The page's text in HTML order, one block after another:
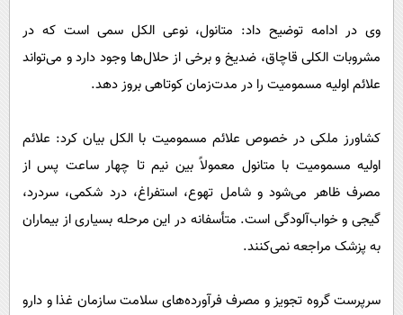
وی در ادامه توضیح داد: متانول، نوعی الکل سمی است که در
مشروبات الکلی قاچاق، ضدیخ و برخی از حلال‌ها وجود دارد و می‌تواند
علائم اولیه مسمومیت را در مدت‌زمان کوتاهی بروز دهد.
کشاورز ملکی در خصوص علائم مسمومیت با الکل بیان کرد: علائم
اولیه مسمومیت با متانول معمولاً بین نیم تا چهار ساعت پس از
مصرف ظاهر می‌شود و شامل تهوع، استفراغ، درد شکمی، سردرد،
گیجی و خواب‌آلودگی است. متأسفانه در این مرحله بسیاری از بیماران
به پزشک مراجعه نمی‌کنند.
سرپرست گروه تجویز و مصرف فرآورده‌های سلامت سازمان غذا و دارو